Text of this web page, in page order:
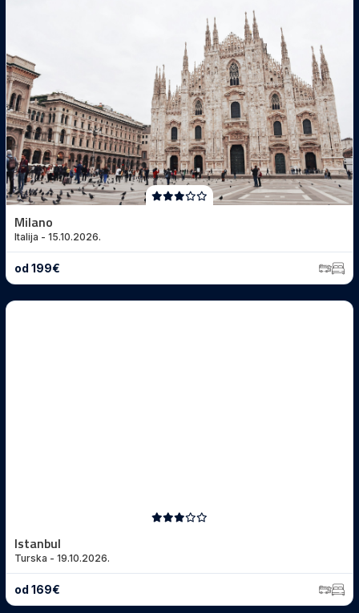
Milano
Italija - 15.10.2026.
od 199€
Istanbul
Turska - 19.10.2026.
od 169€